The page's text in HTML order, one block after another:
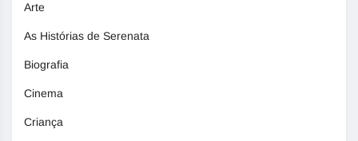
Arte
As Histórias de Serenata
Biografia
Cinema
Criança